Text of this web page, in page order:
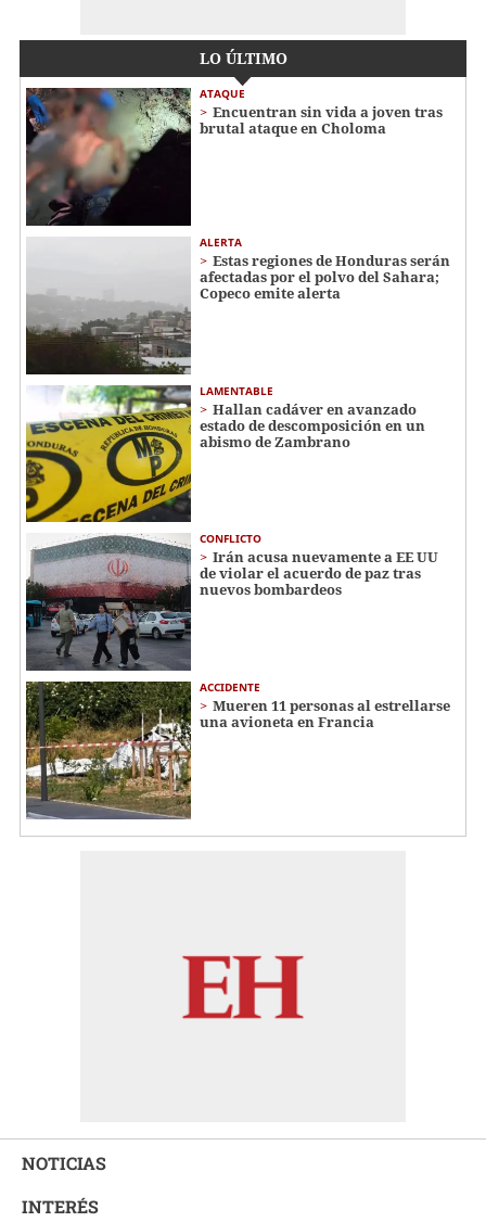
LO ÚLTIMO
ATAQUE
Encuentran sin vida a joven tras
brutal ataque en Choloma
ALERTA
Estas regiones de Honduras serán
afectadas por el polvo del Sahara;
Copeco emite alerta
LAMENTABLE
Hallan cadáver en avanzado
estado de descomposición en un
abismo de Zambrano
CONFLICTO
Irán acusa nuevamente a EE UU
de violar el acuerdo de paz tras
nuevos bombardeos
ACCIDENTE
Mueren 11 personas al estrellarse
una avioneta en Francia
NOTICIAS
INTERÉS